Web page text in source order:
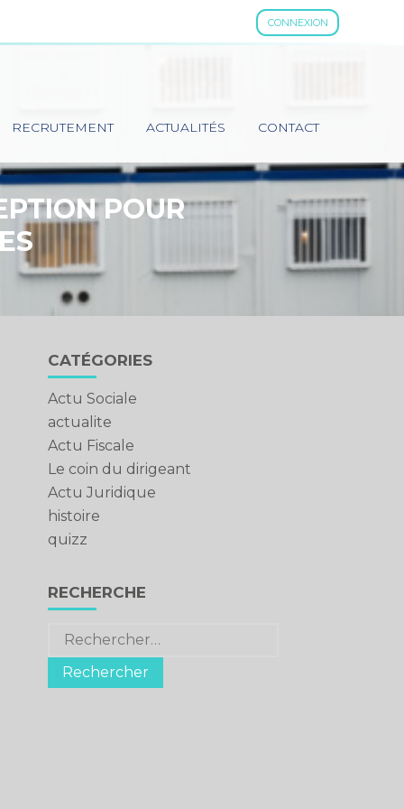
CONNEXION
RECRUTEMENT ACTUALITÉS CONTACT
POUR
Blog
sidebar
CATÉGORIES
Actu Sociale
actualite
Actu Fiscale
Le coin du dirigeant
Actu Juridique
histoire
quizz
RECHERCHE
Rechercher :